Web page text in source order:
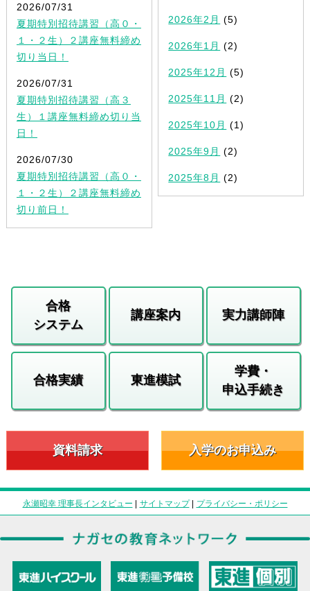
2026/07/31
夏期特別招待講習（高０・
１・２生）２講座無料締め
切り当日！
2026/07/31
夏期特別招待講習（高３
生）１講座無料締め切り当
日！
2026/07/30
夏期特別招待講習（高０・
１・２生）２講座無料締め
切り前日！
2026年2月 (5)
2026年1月 (2)
2025年12月 (5)
2025年11月 (2)
2025年10月 (1)
2025年9月 (2)
2025年8月 (2)
合格
システム
講座案内 実力講師陣
合格実績 東進模試
学費・
申込手続き
資料請求 入学のお申込み
永瀬昭幸 理事長インタビュー | サイトマップ| プライバシー・ポリシー